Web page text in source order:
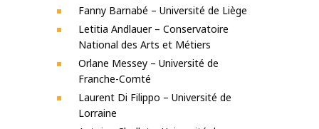
Fanny Barnabé – Université de Liège
Letitia Andlauer – Conservatoire
National des Arts et Métiers
Orlane Messey – Université de
Franche-Comté
Laurent Di Filippo – Université de
Lorraine